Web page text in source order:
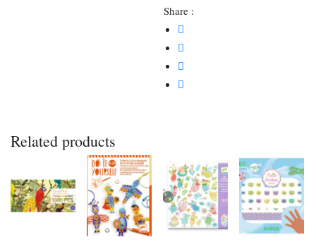
Share :
Related products